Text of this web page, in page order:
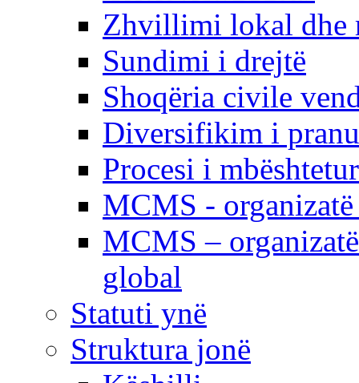
Zhvillimi lokal dhe
Sundimi i drejtë
Shoqëria civile
Diversifikim i
Procesi i
MCMS -
MCMS –
global
Statuti ynë
Struktura jonë